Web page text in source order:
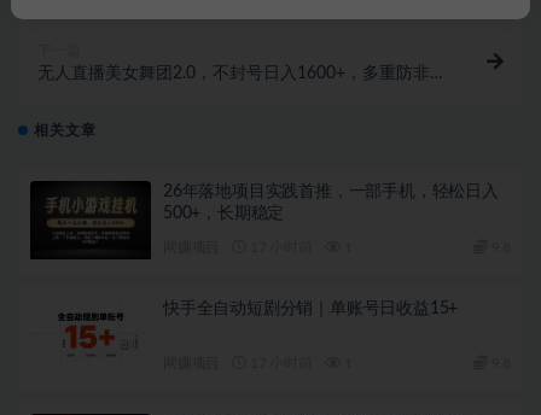
无人直播美女舞团2.0，不封号日入1600+，多重防非操
相关文章
26年落地项目实践首推，一部手机，轻松日入
500+，长期稳定
快手全自动短剧分销｜单账号日收益15+